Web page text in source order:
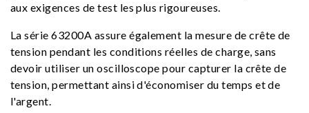
aux exigences de test les plus rigoureuses.
La série 63200A assure également la mesure de crête de
tension pendant les conditions réelles de charge, sans
devoir utiliser un oscilloscope pour capturer la crête de
tension, permettant ainsi d'économiser du temps et de
l'argent.